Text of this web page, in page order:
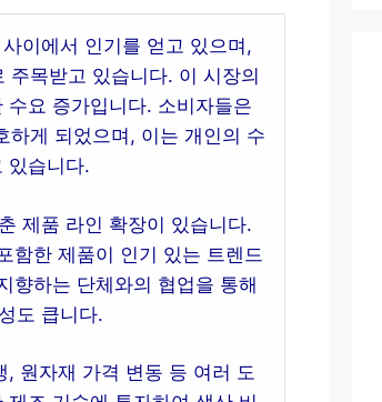
이에서 인기를 얻고 있으며,
목받고 있습니다. 이 시장의
요 증가입니다. 소비자들은
하게 되었으며, 이는 개인의 수
있습니다.
제품 라인 확장이 있습니다.
함한 제품이 인기 있는 트렌드
향하는 단체와의 협업을 통해
도 큽니다.
원자재 가격 변동 등 여러 도